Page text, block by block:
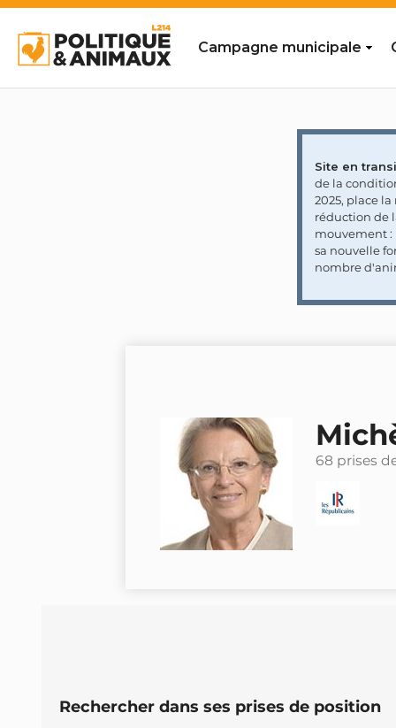
Campagne municipale
Site en
de la
2025, place
réduction de
mouvement :
sa nouvelle
nombre
68 prises
Rechercher dans ses prises de position